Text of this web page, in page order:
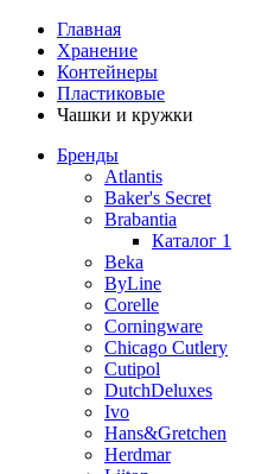
Главная
Хранение
Контейнеры
Пластиковые
Чашки и кружки
Бренды
Atlantis
Baker's Secret
Brabantia
Каталог 1
Beka
ByLine
Corelle
Corningware
Chicago Cutlery
Cutipol
DutchDeluxes
Ivo
Hans&Gretchen
Herdmar